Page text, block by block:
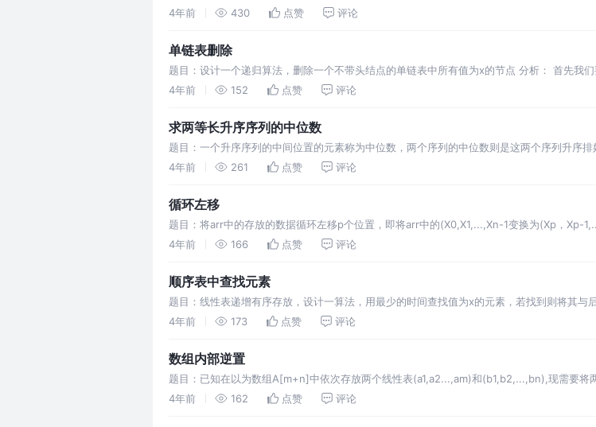
遍历的方式进行删除，设置前驱结点，当前节点来保证不锻
4年前 430 点赞 评论
单链表删除
题目：设计一个递归算法，删除一个不带头结点的单链表中所有值为x的节点 分析： 首先我
删除函数的参数必须是引用值，因为引用直接代表原始值，
4年前 152 点赞 评论
求两等长升序序列的中位数
题目：一个升序序列的中间位置的元素称为中位数，两个序列的中位数则是这两个序列升序
它们的中位数。 分析： 我们可以先将这两个序列合并成一个
4年前 261 点赞 评论
循环左移
题目：将arr中的存放的数据循环左移p个位置，即将arr中的(X0,X1,...,Xn-1变换为(Xp，Xp-
4年前
166 点赞 评论
顺序表中查找元素
题目：线性表递增有序存放，设计一算法，用最少的时间查找值为x的元素，若找到则将其
是一个递增有序表，要使时间最少，我们可以采取折半查找的方
4年前 173 点赞 评论
数组内部逆置
题目：已知在以为数组A[m+n]中依次存放两个线性表(a1,a2...,am)和(b1,b2,...,bn),现需要将
我们可以进行三次逆
4年前 162 点赞 评论